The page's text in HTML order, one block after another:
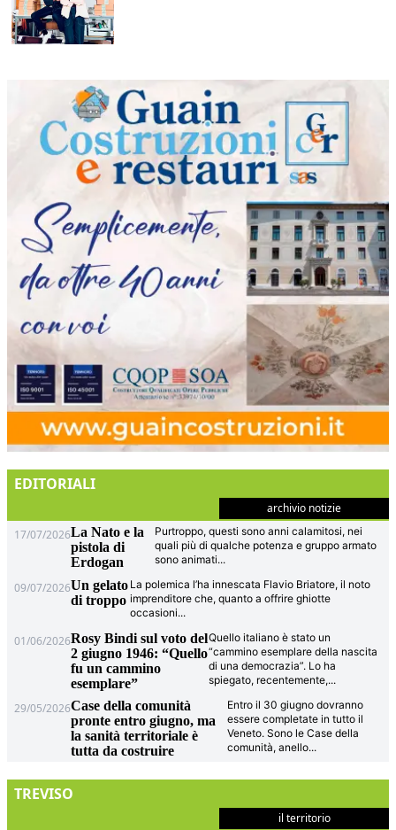
EDITORIALI
archivio notizie
17/07/2026La Nato e la
pistola di
Erdogan
Purtroppo, questi sono anni calamitosi, nei
quali più di qualche potenza e gruppo armato
sono animati...
09/07/2026Un gelato
di troppo
La polemica l’ha innescata Flavio Briatore, il noto
imprenditore che, quanto a offrire ghiotte
occasioni...
01/06/2026Rosy Bindi sul voto del
2 giugno 1946: “Quello
fu un cammino
esemplare”
Quello italiano è stato un
“cammino esemplare della nascita
di una democrazia”. Lo ha
spiegato, recentemente,...
29/05/2026Case della comunità
pronte entro giugno, ma
la sanità territoriale è
tutta da costruire
Entro il 30 giugno dovranno
essere completate in tutto il
Veneto. Sono le Case della
comunità, anello...
TREVISO
il territorio